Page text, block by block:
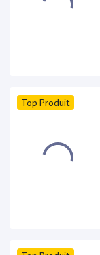
Top Produit